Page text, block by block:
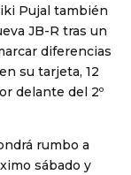
Pujal también
JB-R tras un
diferencias
su tarjeta, 12
delante del 2º
rumbo a
sábado y